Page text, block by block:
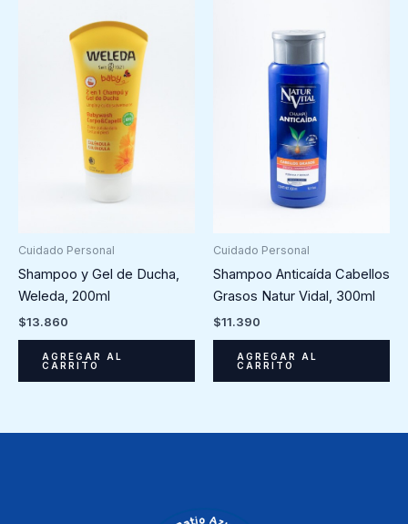
Cuidado Personal
Shampoo y Gel de Ducha,
Weleda, 200ml
$13.860
AGREGAR AL
CARRITO
Cuidado Personal
Shampoo Anticaída Cabellos
Grasos Natur Vidal, 300ml
$11.390
AGREGAR AL
CARRITO